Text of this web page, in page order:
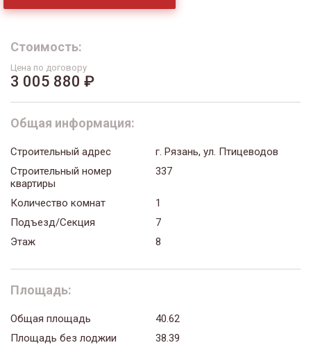
Стоимость:
Цена по договору
3 005 880 ₽
Общая информация:
Строительный адрес
г. Рязань, ул. Птицеводов
Строительный номер
квартиры
337
Количество комнат
1
Подъезд/Секция
7
Этаж
8
Площадь:
Общая площадь
40.62
Площадь без лоджии
38.39